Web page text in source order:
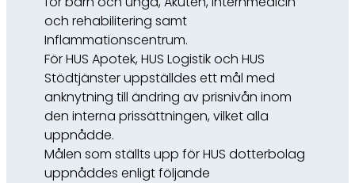
och rehabilitering samt
Inflammationscentrum.
För HUS Apotek, HUS Logistik och HUS
Stödtjänster uppställdes ett mål med
anknytning till ändring av prisnivån inom
den interna prissättningen, vilket alla
uppnådde.
Målen som ställts upp för HUS dotterbolag
uppnåddes enligt följande